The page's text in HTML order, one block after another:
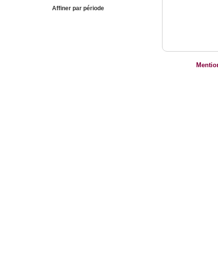
Affiner par période